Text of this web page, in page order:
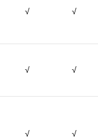
√ √
√ √
√ √